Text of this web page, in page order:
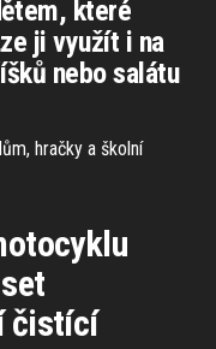
které
ji využít i na
nebo salátu
hračky a školní
čistící